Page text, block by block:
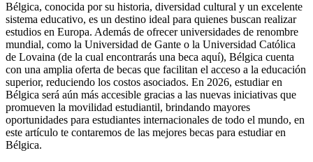
Bélgica, conocida por su historia, diversidad cultural y un excelente
sistema educativo, es un destino ideal para quienes buscan realizar
estudios en Europa. Además de ofrecer universidades de renombre
mundial, como la Universidad de Gante o la Universidad Católica
de Lovaina (de la cual encontrarás una beca aquí), Bélgica cuenta
con una amplia oferta de becas que facilitan el acceso a la educación
superior, reduciendo los costos asociados. En 2026, estudiar en
Bélgica será aún más accesible gracias a las nuevas iniciativas que
promueven la movilidad estudiantil, brindando mayores
oportunidades para estudiantes internacionales de todo el mundo, en
este artículo te contaremos de las mejores becas para estudiar en
Bélgica.